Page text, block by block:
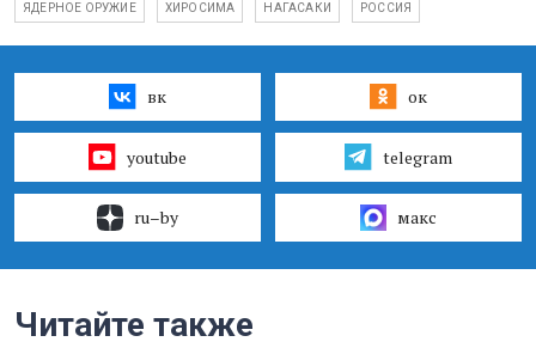
ЯДЕРНОЕ ОРУЖИЕ ХИРОСИМА НАГАСАКИ РОССИЯ
вк ок
youtube telegram
ru–by макс
Читайте также